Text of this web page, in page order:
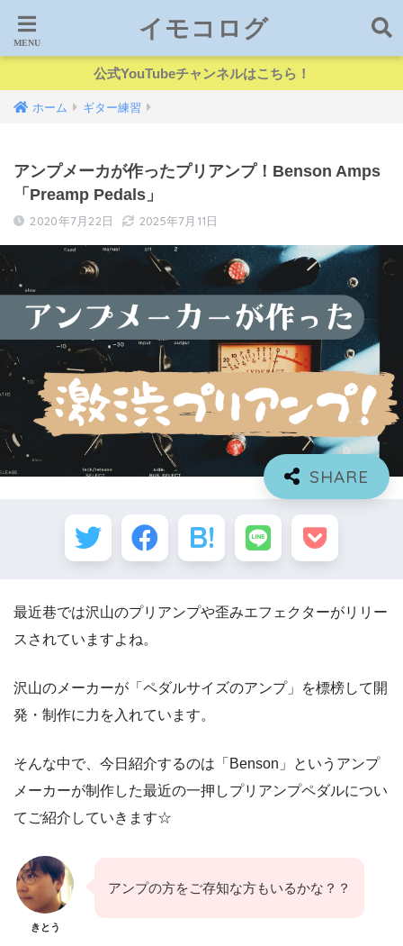
イモコログ
公式YouTubeチャンネルはこちら！
ホーム ギター練習
アンプメーカが作ったプリアンプ！Benson Amps
「Preamp Pedals」
2020年7月22日 2025年7月11日
最近巷では沢山のプリアンプや歪みエフェクターがリリー
スされていますよね。
沢山のメーカーが「ペダルサイズのアンプ」を標榜して開
発・制作に力を入れています。
そんな中で、今日紹介するのは「Benson」というアンプ
メーカーが制作した最近の一押しプリアンプペダルについ
てご紹介していきます☆
きとう
アンプの方をご存知な方もいるかな？？